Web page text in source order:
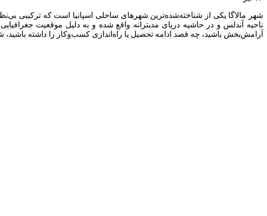
شهر مالاگا یکی از شناخته‌شده‌ترین شهرهای ساحلی اسپانیا است که ترکیبی
ناحیه آندلس و در حاشیه دریای مدیترانه واقع شده و به دلیل موقعیت
آرامش‌بخش باشید، چه قصد ادامه تحصیل یا راه‌اندازی کسب‌وکار را داشته باشید،